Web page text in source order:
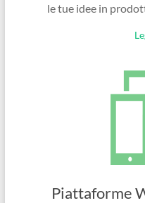
le tue idee in
Piattaforme